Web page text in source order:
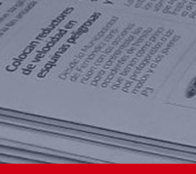
Skip
to
content